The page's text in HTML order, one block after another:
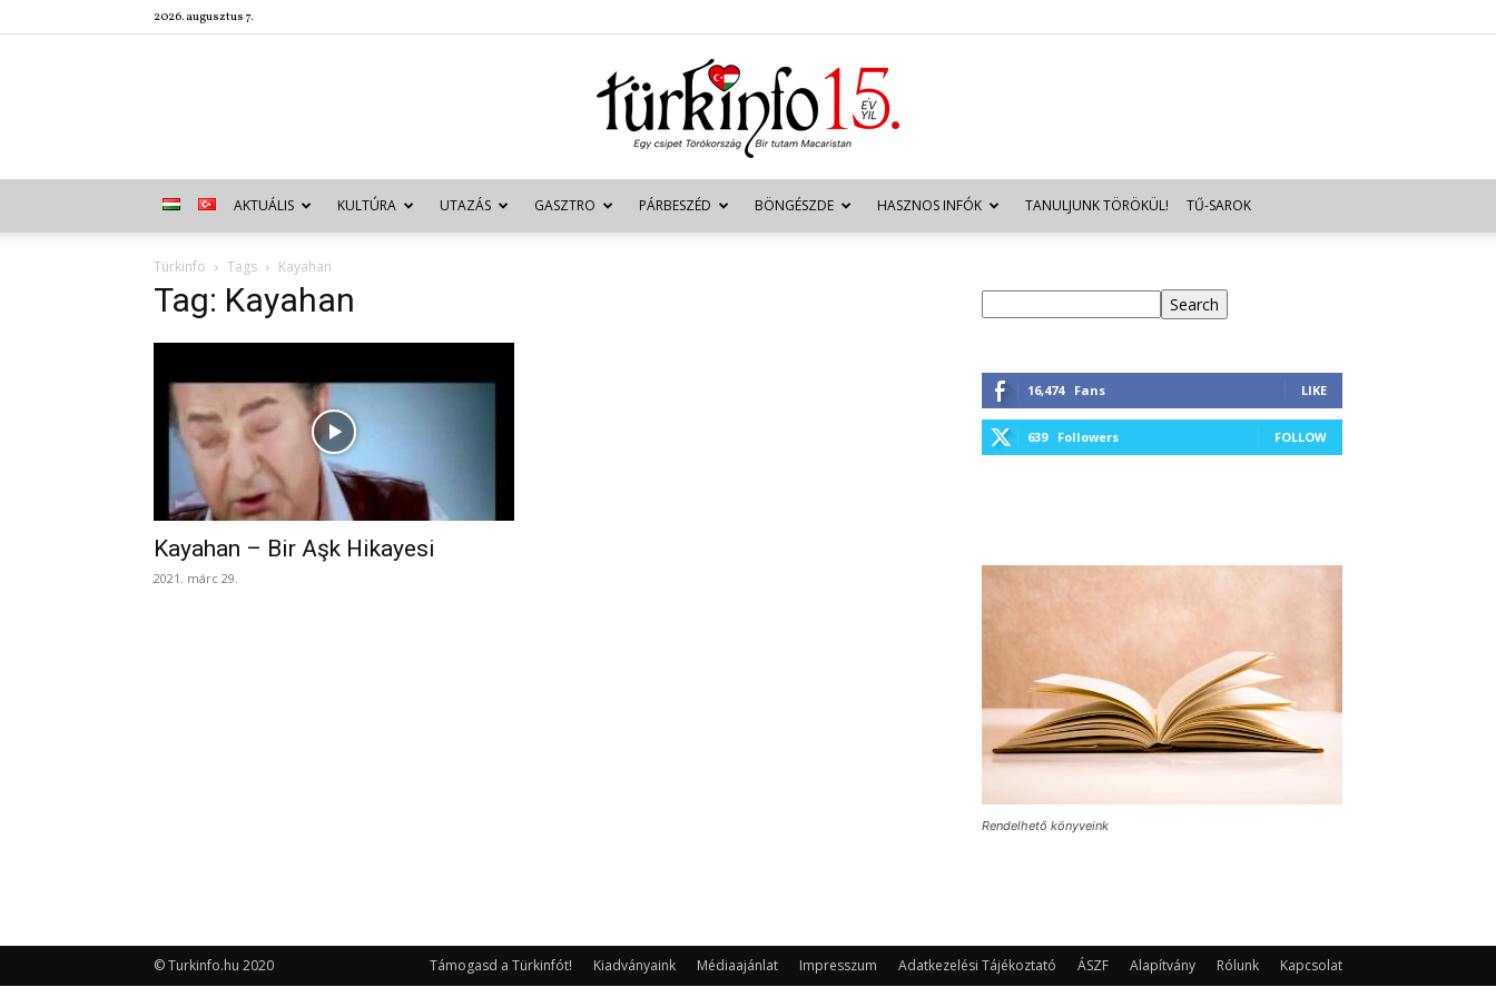
2026. augusztus 7.
Türkinfo
AKTUÁLIS KULTÚRA UTAZÁS GASZTRO PÁRBESZÉD BÖNGÉSZDE HASZNOS INFÓK TANULJUNK TÖRÖKÜL! TŰ-SAROK
Türkinfo Tags Kayahan
Tag: Kayahan
Kayahan – Bir Aşk Hikayesi
2021. márc 29.
Search
16,474 Fans LIKE
639 Followers FOLLOW
Rendelhető könyveink
Támogasd a Türkinfót! Kiadványaink Médiaajánlat Impresszum Adatkezelési Tájékoztató ÁSZF Alapítvány Rólunk Kapcsolat
© Turkinfo.hu 2020